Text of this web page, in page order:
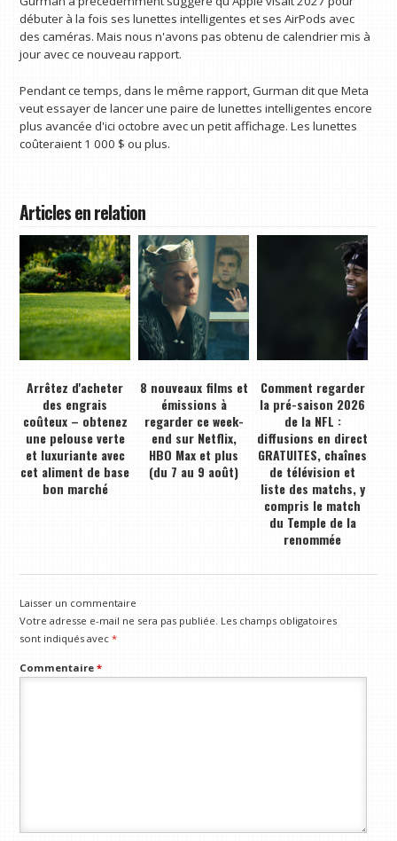
débuter à la fois ses lunettes intelligentes et ses AirPods avec
des caméras. Mais nous n'avons pas obtenu de calendrier mis à
jour avec ce nouveau rapport.
Pendant ce temps, dans le même rapport, Gurman dit que Meta
veut essayer de lancer une paire de lunettes intelligentes encore
plus avancée d'ici octobre avec un petit affichage. Les lunettes
coûteraient 1 000 $ ou plus.
Articles en relation
Arrêtez d'acheter
des engrais
coûteux – obtenez
une pelouse verte
et luxuriante avec
cet aliment de base
bon marché
8 nouveaux films et
émissions à
regarder ce week-
end sur Netflix,
HBO Max et plus
(du 7 au 9 août)
Comment regarder
la pré-saison 2026
de la NFL :
diffusions en direct
GRATUITES, chaînes
de télévision et
liste des matchs, y
compris le match
du Temple de la
renommée
Laisser un commentaire
Votre adresse e-mail ne sera pas publiée. Les champs obligatoires
sont indiqués avec*
Commentaire*